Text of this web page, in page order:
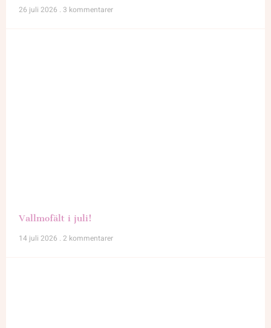
26 juli 2026
3 kommentarer
Vallmofält i juli!
14 juli 2026 2 kommentarer